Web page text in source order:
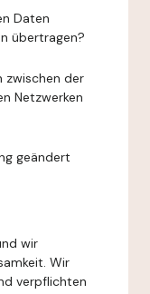
Daten
übertragen?
zwischen der
Netzwerken
geändert
wir
Wir
verpflichten